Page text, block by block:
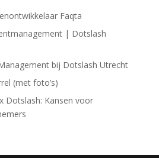
Faqta
| Dotslash
bij Dotslash Utrecht
(met foto’s)
Dotslash: Kansen voor